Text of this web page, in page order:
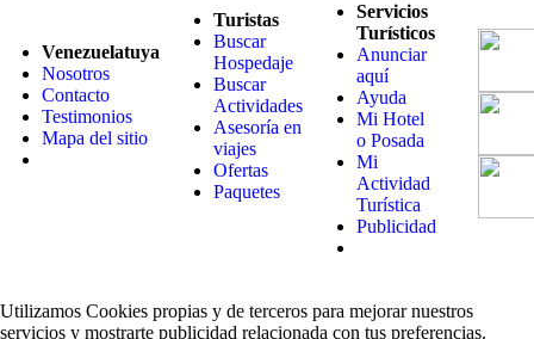
Venezuelatuya
Nosotros
Contacto
Testimonios
Mapa del sitio
Turistas
Buscar
Hospedaje
Buscar
Actividades
Asesoría en
viajes
Ofertas
Paquetes
Servicios
Turísticos
Anunciar
aquí
Ayuda
Mi Hotel
o Posada
Mi
Actividad
Turística
Publicidad
Utilizamos Cookies propias y de terceros para mejorar nuestros
servicios y mostrarte publicidad relacionada con tus preferencias.